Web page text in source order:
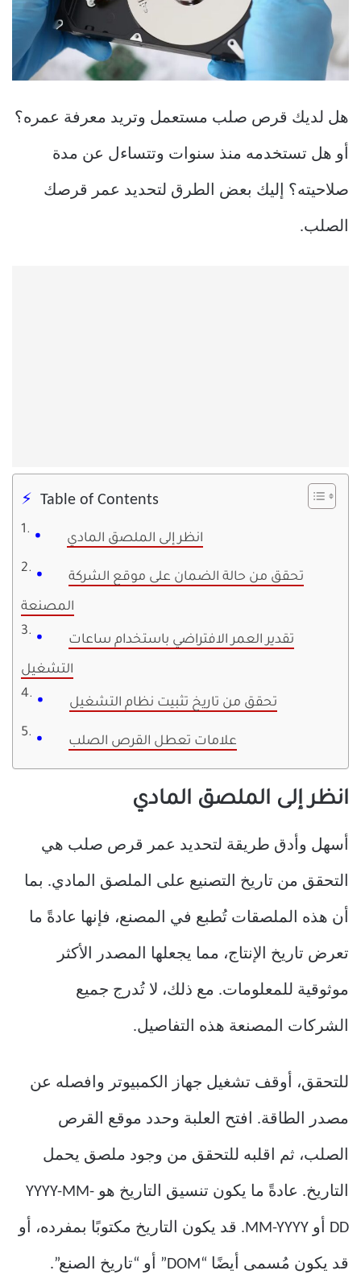
هل لديك قرص صلب مستعمل وتريد معرفة عمره؟
أو هل تستخدمه منذ سنوات وتتساءل عن مدة
صلاحيته؟ إليك بعض الطرق لتحديد عمر قرصك
الصلب.
Table of Contents
انظر إلى الملصق المادي
تحقق من حالة الضمان على موقع الشركة
المصنعة
تقدير العمر الافتراضي باستخدام ساعات
التشغيل
تحقق من تاريخ تثبيت نظام التشغيل
علامات تعطل القرص الصلب
انظر إلى الملصق المادي
أسهل وأدق طريقة لتحديد عمر قرص صلب هي
التحقق من تاريخ التصنيع على الملصق المادي. بما
أن هذه الملصقات تُطبع في المصنع، فإنها عادةً ما
تعرض تاريخ الإنتاج، مما يجعلها المصدر الأكثر
موثوقية للمعلومات. مع ذلك، لا تُدرج جميع
الشركات المصنعة هذه التفاصيل.
للتحقق، أوقف تشغيل جهاز الكمبيوتر وافصله عن
مصدر الطاقة. افتح العلبة وحدد موقع القرص
الصلب، ثم اقلبه للتحقق من وجود ملصق يحمل
التاريخ. عادةً ما يكون تنسيق التاريخ هو YYYY-MM-
DD أو MM-YYYY. قد يكون التاريخ مكتوبًا بمفرده، أو
قد يكون مُسمى أيضًا “DOM” أو “تاريخ الصنع”.